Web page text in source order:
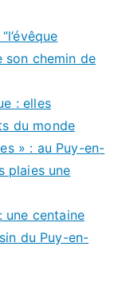
son chemin de
: elles
du monde
» : au Puy-en-
plaies une
une centaine
du Puy-en-